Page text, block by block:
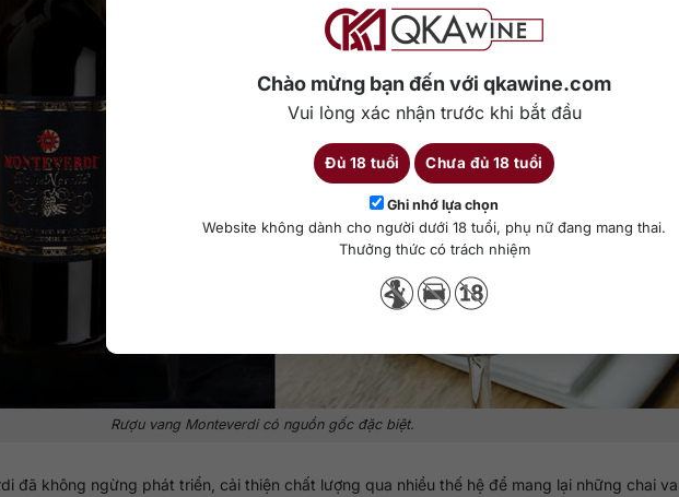
Chào mừng bạn đến với qkawine.com
Vui lòng xác nhận trước khi bắt đầu
Đủ 18 tuổi Chưa đủ 18 tuổi
Ghi nhớ lựa chọn
Website không dành cho người dưới 18 tuổi, phụ nữ đang mang thai.
Thưởng thức có trách nhiệm
Rượu vang Monteverdi có nguồn gốc đặc biệt.
đã không ngừng phát triển, cải thiện chất lượng qua nhiều thế hệ để mang lại những chai